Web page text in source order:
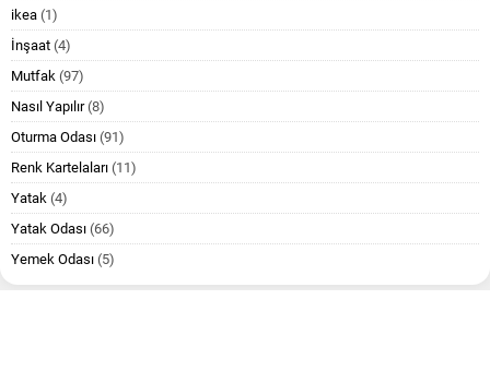
ikea (1)
İnşaat (4)
Mutfak (97)
Nasıl Yapılır(8)
Oturma Odası (91)
Renk Kartelaları (11)
Yatak (4)
Yatak Odası (66)
Yemek Odası (5)